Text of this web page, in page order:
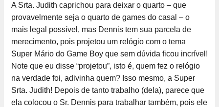
A Srta. Judith caprichou para deixar o quarto – que
provavelmente seja o quarto de games do casal – o
mais legal possível, mas Dennis tem sua parcela de
merecimento, pois projetou um relógio com o tema
Super Mário do Game Boy que sem dúvida ficou incrível!
Note que eu disse “projetou”, isto é, quem fez o relógio
na verdade foi, adivinha quem? Isso mesmo, a Super
Srta. Judith! Depois de tanto trabalho (dela), parece que
ela colocou o Sr. Dennis para trabalhar também, pois ele